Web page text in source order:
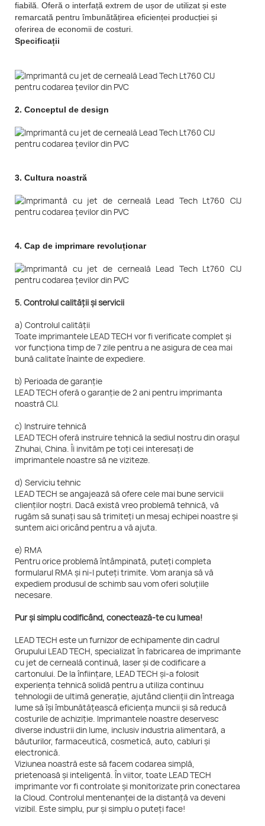
fiabilă. Oferă o interfață extrem de ușor de utilizat și este
remarcată pentru îmbunătățirea eficienței producției și
oferirea de economii de costuri.
Specificații
2. Conceptul de design
3. Cultura noastră
4. Cap de imprimare revoluționar
5. Controlul calității și servicii
a) Controlul calității
Toate imprimantele LEAD TECH vor fi verificate complet și
vor funcționa timp de 7 zile pentru a ne asigura de cea mai
bună calitate înainte de expediere.
b) Perioada de garanție
LEAD TECH oferă o garanție de 2 ani pentru imprimanta
noastră CIJ.
c) Instruire tehnică
LEAD TECH oferă instruire tehnică la sediul nostru din orașul
Zhuhai, China. Îi invităm pe toți cei interesați de
imprimantele noastre să ne viziteze.
d) Serviciu tehnic
LEAD TECH se angajează să ofere cele mai bune servicii
clienților noștri. Dacă există vreo problemă tehnică, vă
rugăm să sunați sau să trimiteți un mesaj echipei noastre și
suntem aici oricând pentru a vă ajuta.
e) RMA
Pentru orice problemă întâmpinată, puteți completa
formularul RMA și ni-l puteți trimite. Vom aranja să vă
expediem produsul de schimb sau vom oferi soluțiile
necesare.
Pur și simplu codificând, conectează-te cu lumea!
LEAD TECH este un furnizor de echipamente din cadrul
Grupului LEAD TECH, specializat în fabricarea de imprimante
cu jet de cerneală continuă, laser și de codificare a
cartonului. De la înființare, LEAD TECH și-a folosit
experiența tehnică solidă pentru a utiliza continuu
tehnologii de ultimă generație, ajutând clienții din întreaga
lume să își îmbunătățească eficiența muncii și să reducă
costurile de achiziție. Imprimantele noastre deservesc
diverse industrii din lume, inclusiv industria alimentară, a
băuturilor, farmaceutică, cosmetică, auto, cabluri și
electronică.
Viziunea noastră este să facem codarea simplă,
prietenoasă și inteligentă. În viitor, toate LEAD TECH
imprimante vor fi controlate și monitorizate prin conectarea
la Cloud. Controlul mentenanței de la distanță va deveni
vizibil. Este simplu, pur și simplu o puteți face!